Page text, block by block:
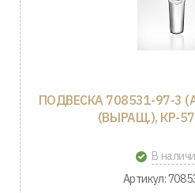
ПОДВЕСКА 708531-97-3
(ВЫРАЩ.), КР-
В
Артикул: